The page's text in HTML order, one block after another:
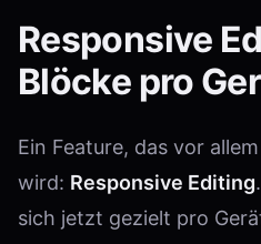
Responsive
Blöcke pro
Ein Feature, das vor
wird: Responsive Editing
sich jetzt gezielt pro